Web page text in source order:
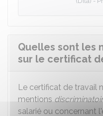
Quelles sont les
sur le certificat
Le certificat de travail
mentions
salarié ou concernant